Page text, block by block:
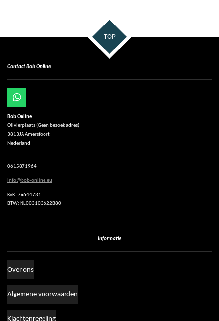
TOP
Contact Bob Online
W
h
a
t
s
A
p
Bob Online
Olivierplaats (Geen bezoek adres)
3813JA Amersfoort
Nederland
0615871964
info@bob-online.eu
KvK: 76644731
BTW: NL003103622B80
Informatie
Over ons
Algemene voorwaarden
Klachtenregeling